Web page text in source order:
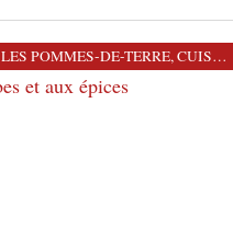
LES POMMES-DE-TERRE,CUISINE DU MONDE